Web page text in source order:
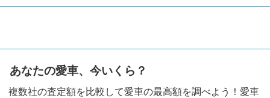
あなたの愛車、今いくら？
複数社の査定額を比較して愛車の最高額を調べよう！愛車